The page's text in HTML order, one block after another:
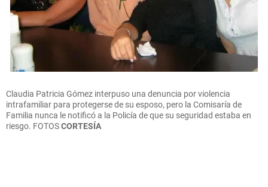
Claudia Patricia Gómez interpuso una denuncia por violencia
intrafamiliar para protegerse de su esposo, pero la Comisaría de
Familia nunca le notificó a la Policía de que su seguridad estaba en
riesgo. FOTOSCORTESÍA